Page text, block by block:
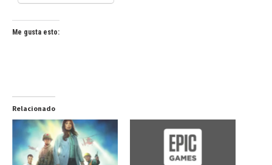
Me gusta esto:
Relacionado